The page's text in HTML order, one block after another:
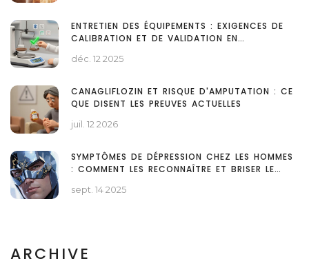
ENTRETIEN DES ÉQUIPEMENTS : EXIGENCES DE
CALIBRATION ET DE VALIDATION EN
déc. 12 2025
CANAGLIFLOZIN ET RISQUE D'AMPUTATION : CE
QUE DISENT LES PREUVES ACTUELLES
juil. 12 2026
SYMPTÔMES DE DÉPRESSION CHEZ LES HOMMES
: COMMENT LES RECONNAÎTRE ET BRISER LE
sept. 14 2025
ARCHIVE